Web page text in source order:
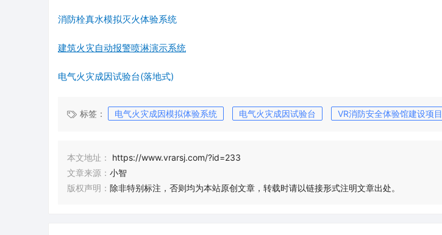
消防栓真水模拟灭火体验系统
建筑火灾自动报警喷淋演示系统
电气火灾成因试验台(落地式)
标签： 电气火灾成因模拟体验系统 电气火灾成因试验台 VR消防安全体验馆建设项目
本文地址：
https://www.vrarsj.com/?id=233
文章来源： 小智
版权声明： 除非特别标注，否则均为本站原创文章，转载时请以链接形式注明文章出处。